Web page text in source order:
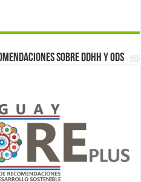
sobre DDHH y ODS